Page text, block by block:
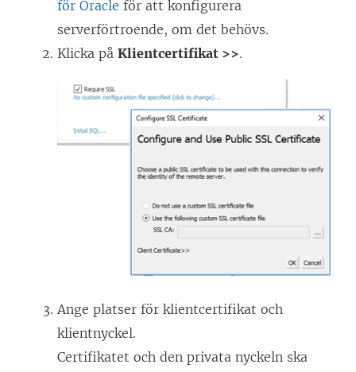
för Oracle för att konfigurera
serverförtroende, om det behövs.
Klicka på Klientcertifikat >>.
Ange platser för klientcertifikat och
klientnyckel.
Certifikatet och den privata nyckeln ska